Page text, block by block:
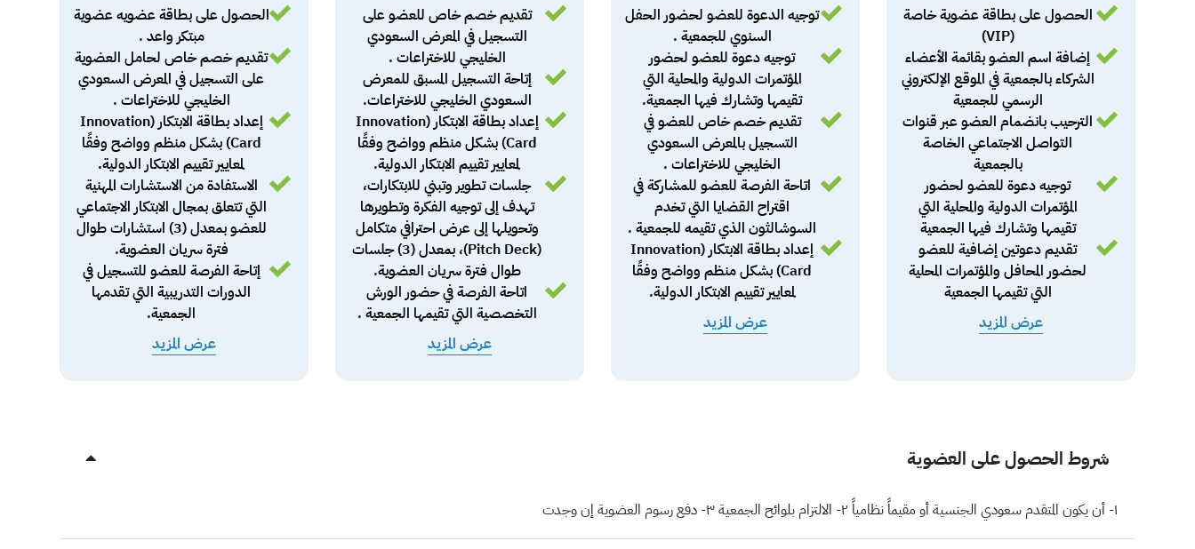
الحصول على بطاقة عضوية خاصة
(VIP)
إضافة اسم العضو بقائمة الأعضاء
الشركاء بالجمعية في الموقع الإلكتروني
الرسمي للجمعية
الترحيب بانضمام العضو عبر قنوات
التواصل الاجتماعي الخاصة
بالجمعية
توجيه دعوة للعضو لحضور
المؤتمرات الدولية والمحلية التي
تقيمها وتشارك فيها الجمعية
تقديم دعوتين إضافية للعضو
لحضور المحافل والمؤتمرات المحلية
التي تقيمها الجمعية
عرض المزيد
توجيه الدعوة للعضو لحضور الحفل
السنوي للجمعية .
توجيه دعوة للعضو لحضور
المؤتمرات الدولية والمحلية التي
تقيمها وتشارك فيها الجمعية.
تقديم خصم خاص للعضو في
التسجيل بالمعرض السعودي
الخليجي للاختراعات .
اتاحة الفرصة للعضو للمشاركة في
اقتراح القضايا التي تخدم
السوشالثون الذي تقيمه للجمعية .
إعداد بطاقة الابتكار (Innovation
Card) بشكل منظم وواضح وفقًا
لمعايير تقييم الابتكار الدولية.
عرض المزيد
تقديم خصم خاص للعضو على
التسجيل في المعرض السعودي
الخليجي للاختراعات .
إتاحة التسجيل المسبق للمعرض
السعودي الخليجي للاختراعات.
إعداد بطاقة الابتكار (Innovation
Card) بشكل منظم وواضح وفقًا
لمعايير تقييم الابتكار الدولية.
جلسات تطوير وتبني للابتكارات،
تهدف إلى توجيه الفكرة وتطويرها
وتحويلها إلى عرض احترافي متكامل
(Pitch Deck)، بمعدل (3) جلسات
طوال فترة سريان العضوية.
اتاحة الفرصة في حضور الورش
التخصصية التي تقيمها الجمعية .
عرض المزيد
الحصول على بطاقة عضويه عضوية
مبتكر واعد .
تقديم خصم خاص لحامل العضوية
على التسجيل في المعرض السعودي
الخليجي للاختراعات .
إعداد بطاقة الابتكار (Innovation
Card) بشكل منظم وواضح وفقًا
لمعايير تقييم الابتكار الدولية.
الاستفادة من الاستشارات المهنية
التي تتعلق بمجال الابتكار الاجتماعي
للعضو بمعدل (3) استشارات طوال
فترة سريان العضوية.
إتاحة الفرصة للعضو للتسجيل في
الدورات التدريبية التي تقدمها
الجمعية.
عرض المزيد
شروط الحصول على العضوية
١- أن يكون المتقدم سعودي الجنسية أو مقيماً نظامياً ٢- الالتزام بلوائح الجمعية ٣- دفع رسوم العضوية إن وجدت